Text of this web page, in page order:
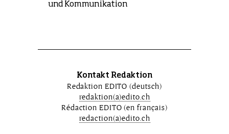
und Kommunikation
Kontakt Redaktion
Redaktion EDITO (deutsch)
redaktion(a)edito.ch
Rédaction EDITO (en français)
redaction(a)edito.ch